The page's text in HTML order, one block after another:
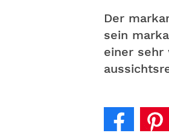
Der
sein
einer sehr